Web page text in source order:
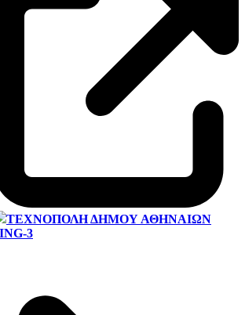
ΤΕΧΝΌΠΟΛΗ ΔΉΜΟΥ ΑΘΗΝΑΊΩΝ
3